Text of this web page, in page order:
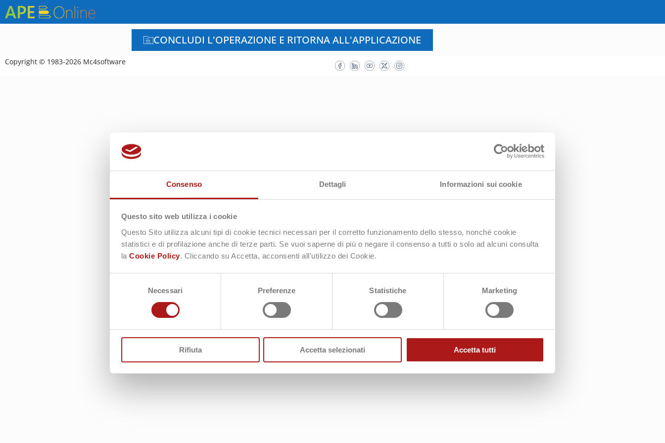
Consenso Dettagli Informazioni sui cookie
Questo sito web utilizza i cookie
Questo Sito utilizza alcuni tipi di cookie tecnici necessari per il corretto funzionamento dello stesso, nonché cookie
statistici e di profilazione anche di terze parti. Se vuoi saperne di più o negare il consenso a tutti o solo ad alcuni consulta
la Cookie Policy. Cliccando su Accetta, acconsenti all'utilizzo dei Cookie.
Necessari Preferenze Statistiche Marketing
Rifiuta Accetta selezionati Accetta tutti
CONCLUDI L'OPERAZIONE E RITORNA ALL'APPLICAZIONE
Copyright © 1983-2026 Mc4software